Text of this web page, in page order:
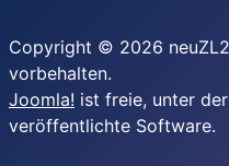
Copyright © 2026
vorbehalten.
Joomla! ist freie, unter der
veröffentlichte Software.